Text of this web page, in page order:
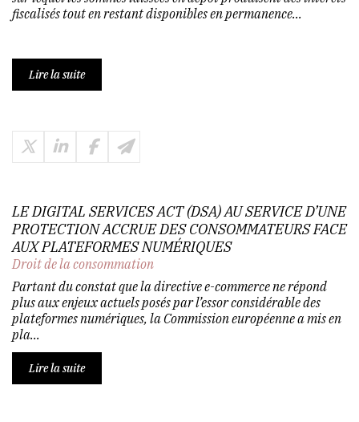
fiscalisés tout en restant disponibles en permanence...
Lire la suite
LE DIGITAL SERVICES ACT (DSA) AU SERVICE D’UNE
PROTECTION ACCRUE DES CONSOMMATEURS FACE
AUX PLATEFORMES NUMÉRIQUES
Droit de la consommation
Partant du constat que la directive e-commerce ne répond
plus aux enjeux actuels posés par l’essor considérable des
plateformes numériques, la Commission européenne a mis en
pla...
Lire la suite